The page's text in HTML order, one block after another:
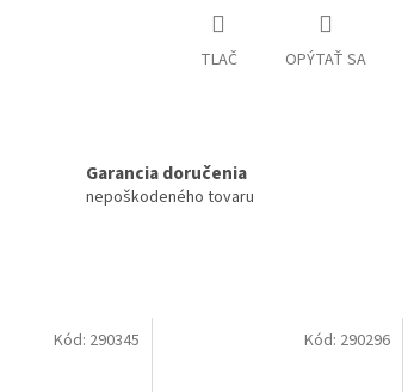
TLAČ OPÝTAŤ SA
Garancia doručenia
nepoškodeného tovaru
Kód: 290345 Kód: 290296